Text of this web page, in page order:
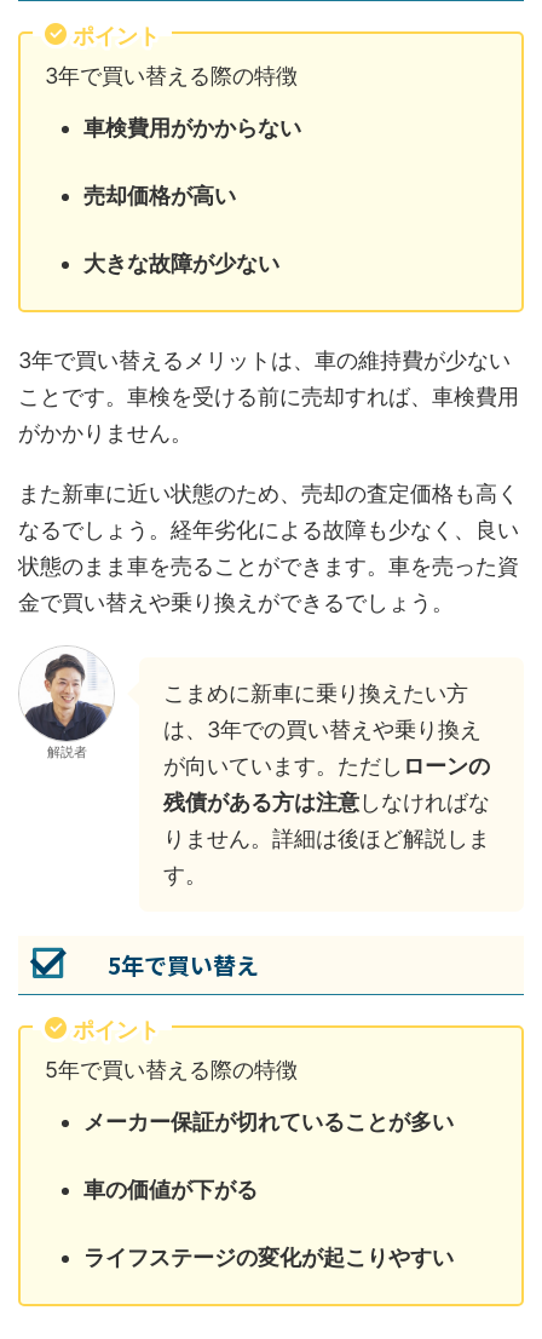
ポイント
3年で買い替える際の特徴
車検費用がかからない
売却価格が高い
大きな故障が少ない
3年で買い替えるメリットは、車の維持費が少ない
ことです。車検を受ける前に売却すれば、車検費用
がかかりません。
また新車に近い状態のため、売却の査定価格も高く
なるでしょう。経年劣化による故障も少なく、良い
状態のまま車を売ることができます。車を売った資
金で買い替えや乗り換えができるでしょう。
解説者
こまめに新車に乗り換えたい方
は、3年での買い替えや乗り換え
が向いています。ただし ローンの
残債がある方は注意しなければな
りません。詳細は後ほど解説しま
す。
5年で買い替え
ポイント
5年で買い替える際の特徴
メーカー保証が切れていることが多い
車の価値が下がる
ライフステージの変化が起こりやすい